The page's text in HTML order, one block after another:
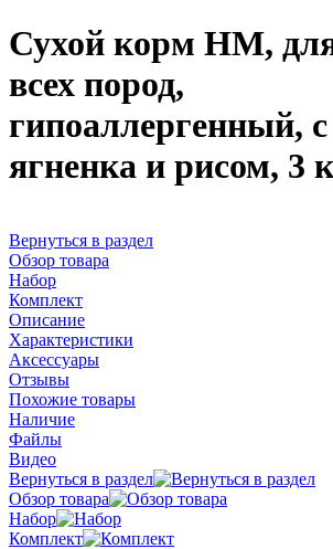
Сухой корм НМ,
всех пород,
гипоаллергенный,
ягненка и рисом, 3
Вернуться в раздел
Обзор товара
Набор
Комплект
Описание
Характеристики
Аксессуары
Отзывы
Похожие товары
Наличие
Файлы
Видео
Вернуться в раздел
Обзор товара
Набор
Комплект